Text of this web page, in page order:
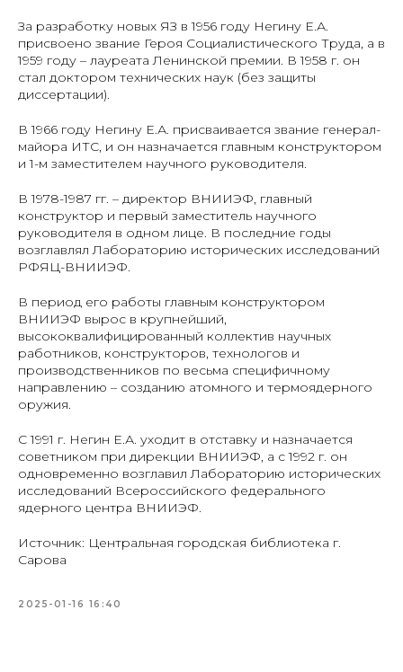
За разработку новых ЯЗ в 1956 году Негину Е.А.
присвоено звание Героя Социалистического Труда, а в
1959 году – лауреата Ленинской премии. В 1958 г. он
стал доктором технических наук (без защиты
диссертации).
В 1966 году Негину Е.А. присваивается звание генерал-
майора ИТС, и он назначается главным конструктором
и 1-м заместителем научного руководителя.
В 1978-1987 гг. – директор ВНИИЭФ, главный
конструктор и первый заместитель научного
руководителя в одном лице. В последние годы
возглавлял Лабораторию исторических исследований
РФЯЦ-ВНИИЭФ.
В период его работы главным конструктором
ВНИИЭФ вырос в крупнейший,
высококвалифицированный коллектив научных
работников, конструкторов, технологов и
производственников по весьма специфичному
направлению – созданию атомного и термоядерного
оружия.
С 1991 г. Негин Е.А. уходит в отставку и назначается
советником при дирекции ВНИИЭФ, а с 1992 г. он
одновременно возглавил Лабораторию исторических
исследований Всероссийского федерального
ядерного центра ВНИИЭФ.
Источник: Центральная городская библиотека г.
Сарова
2025-01-16 16:40